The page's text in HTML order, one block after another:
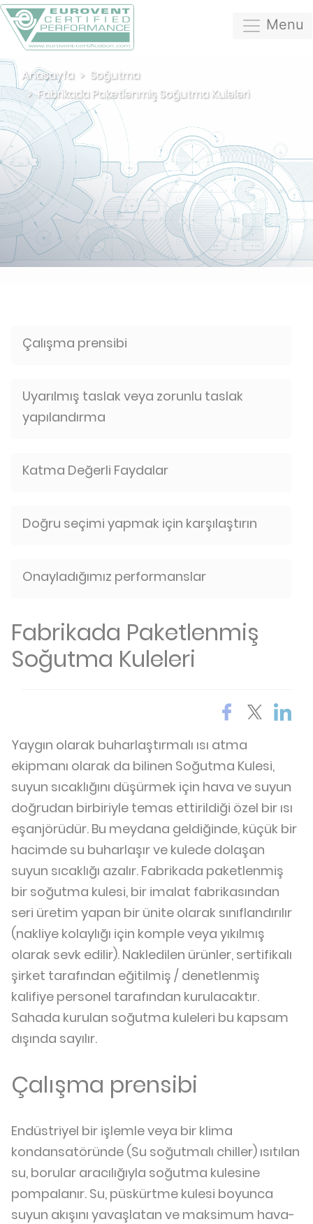
Menu
Anasayfa
Soğutma
Fabrikada Paketlenmiş Soğutma Kuleleri
Çalışma prensibi
Uyarılmış taslak veya zorunlu taslak
yapılandırma
Katma Değerli Faydalar
Doğru seçimi yapmak için karşılaştırın
Onayladığımız performanslar
Fabrikada Paketlenmiş
Soğutma Kuleleri
Yaygın olarak buharlaştırmalı ısı atma
ekipmanı olarak da bilinen Soğutma Kulesi,
suyun sıcaklığını düşürmek için hava ve suyun
doğrudan birbiriyle temas ettirildiği özel bir ısı
eşanjörüdür. Bu meydana geldiğinde, küçük bir
hacimde su buharlaşır ve kulede dolaşan
suyun sıcaklığı azalır. Fabrikada paketlenmiş
bir soğutma kulesi, bir imalat fabrikasından
seri üretim yapan bir ünite olarak sınıflandırılır
(nakliye kolaylığı için komple veya yıkılmış
olarak sevk edilir). Nakledilen ürünler, sertifikalı
şirket tarafından eğitilmiş / denetlenmiş
kalifiye personel tarafından kurulacaktır.
Sahada kurulan soğutma kuleleri bu kapsam
dışında sayılır.
Çalışma prensibi
Endüstriyel bir işlemle veya bir klima
kondansatöründe (Su soğutmalı chiller) ısıtılan
su, borular aracılığıyla soğutma kulesine
pompalanır. Su, püskürtme kulesi boyunca
suyun akışını yavaşlatan ve maksimum hava-